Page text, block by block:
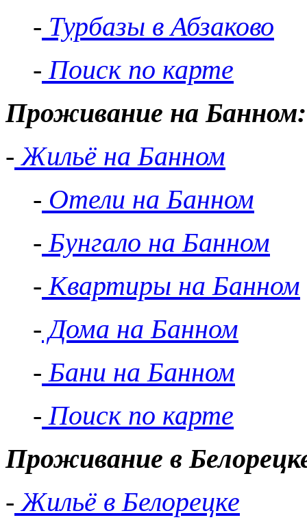
- Турбазы в Абзаково
- Поиск по карте
Проживание на Банном:
- Жильё на Банном
- Отели на Банном
- Бунгало на Банном
- Квартиры на Банном
- Дома на Банном
- Бани на Банном
- Поиск по карте
Проживание в
- Жильё в Белорецке